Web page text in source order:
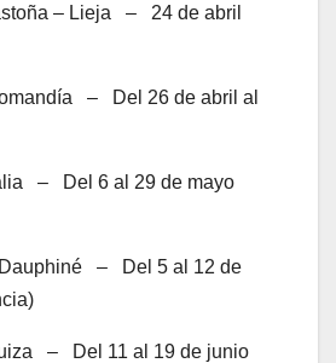
– Lieja – 24 de abril
– Del 26 de abril al
– Del 6 al 29 de mayo
– Del 5 al 12 de
– Del 11 al 19 de junio